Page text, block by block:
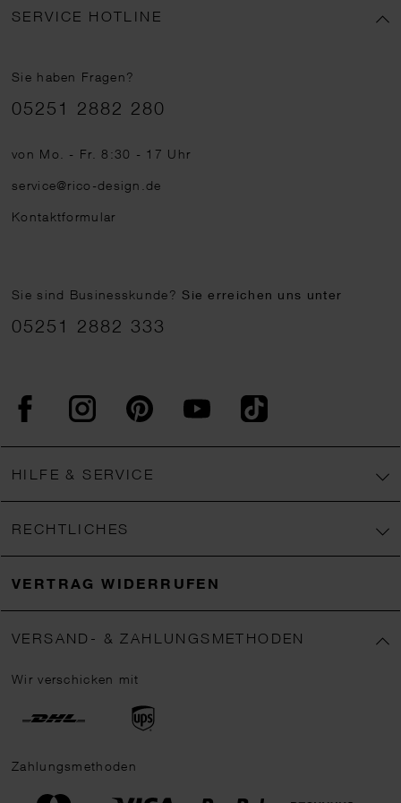
SERVICE HOTLINE
Sie haben Fragen?
Telefonnummer
05251 2882 280
von Mo. - Fr. 8:30 - 17 Uhr
service@rico-design.de
Kontaktformular
Sie sind Businesskunde?Sie erreichen uns unter
05251 2882 333
FacebookInstagram PinterestYouTubeTikTok
HILFE & SERVICE
RECHTLICHES
VERTRAG WIDERRUFEN
VERSAND- & ZAHLUNGSMETHODEN
Wir verschicken mit
Zahlungsmethoden